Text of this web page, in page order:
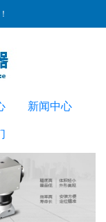
务热线：
新闻中心